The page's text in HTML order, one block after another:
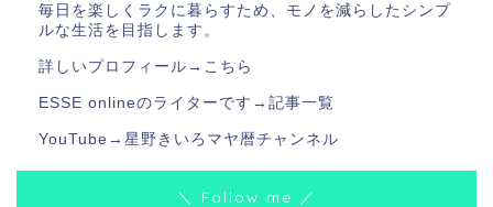
毎日を楽しくラクに暮らすため、モノを減らしたシンプ
ルな生活を目指します。
詳しいプロフィール→ こちら
ESSE onlineのライターです→ 記事一覧
YouTube→ 星野きいろマヤ暦チャンネル
＼ Follow me ／